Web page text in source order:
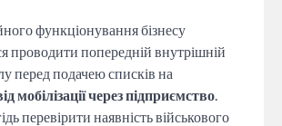
функціонування бізнесу
проводити попередній внутрішній
перед подачею списків на
мобілізації через підприємство
перевірити наявність військового